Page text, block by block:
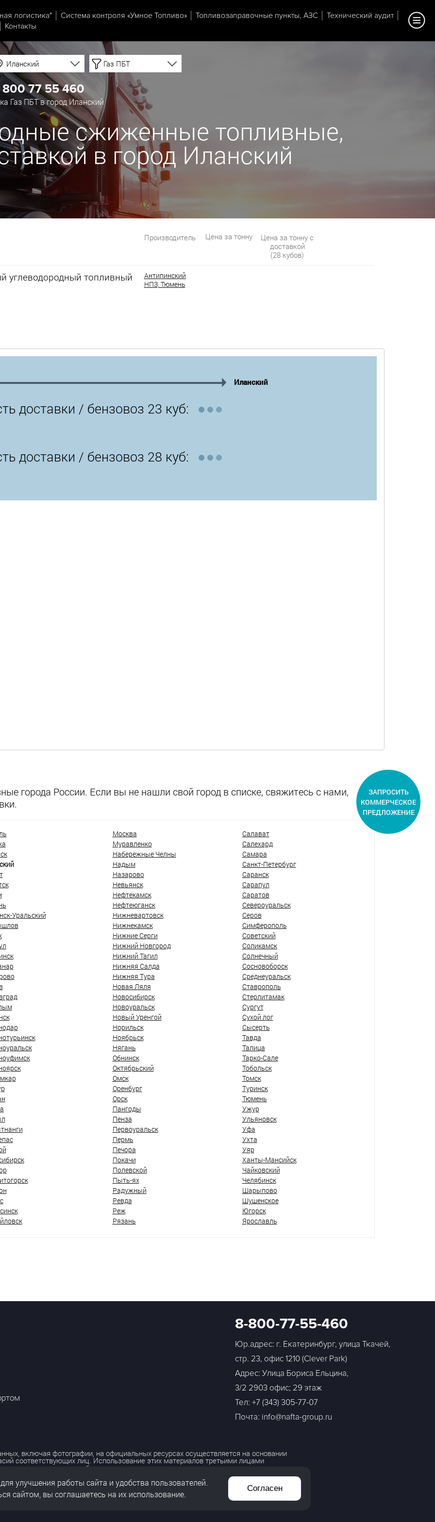
логистика" Система контроля «Умное Топливо» Топливозаправочные пункты, АЗС
Технический аудит
Контакты
Иланский Газ ПБТ
800 77 55 460
Газ ПБТ в город Иланский
сжиженные топливные,
в город Иланский
Производитель Цена за тонну
Цена за тонну с
доставкой
(28 кубов)
углеводородный топливный
Антипинский
НПЗ, Тюмень
Иланский
доставки / бензовоз 23 куб:
доставки / бензовоз 28 куб:
города России. Если вы не нашли свой город в списке, свяжитесь с нами,
Уральский
Москва
Муравленко
Набережные Челны
Надым
Назарово
Невьянск
Нефтекамск
Нефтеюганск
Нижневартовск
Нижнекамск
Нижние Серги
Нижний Новгород
Нижний Тагил
Нижняя Салда
Нижняя Тура
Новая Ляля
Новосибирск
Новоуральск
Новый Уренгой
Норильск
Ноябрьск
Нягань
Обнинск
Октябрьский
Омск
Оренбург
Орск
Пангоды
Пенза
Первоуральск
Пермь
Печора
Покачи
Полевской
Пыть-ях
Радужный
Ревда
Реж
Рязань
Салават
Салехард
Самара
Санкт-Петербург
Саранск
Сарапул
Саратов
Североуральск
Серов
Симферополь
Советский
Соликамск
Солнечный
Сосновоборск
Среднеуральск
Ставрополь
Стерлитамак
Сургут
Сухой лог
Сысерть
Тавда
Талица
Тарко-Сале
Тобольск
Томск
Туринск
Тюмень
Ужур
Ульяновск
Уфа
Ухта
Уяр
Ханты-Мансийск
Чайковский
Челябинск
Шарыпово
Шушенское
Югорск
Ярославль
8-800-77-55-460
Юр.адрес: г. Екатеринбург, улица Ткачей,
стр. 23, офис 1210 (Clever Park)
Адрес: Улица Бориса Ельцина,
3/2 2903 офис; 29 этаж
Тел: +7 (343) 305-77-07
Почта: info@nafta-group.ru
включая фотографии, на официальных ресурсах осуществляется на основании
соответствующих лиц. Использование этих материалов третьими лицами
с разрешения правообладателя.
данных
данных
ЗАПРОСИТЬ
КОММЕРЧЕСКОЕ
ПРЕДЛОЖЕНИЕ
улучшения работы сайта и удобства пользователей.
сайтом, вы соглашаетесь на их использование.
Согласен